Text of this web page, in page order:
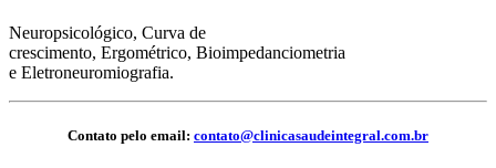
Neuropsicológico, Curva de
crescimento, Ergométrico, Bioimpedanciometria
e Eletroneuromiografia.
Contato pelo email: contato@clinicasaudeintegral.com.br